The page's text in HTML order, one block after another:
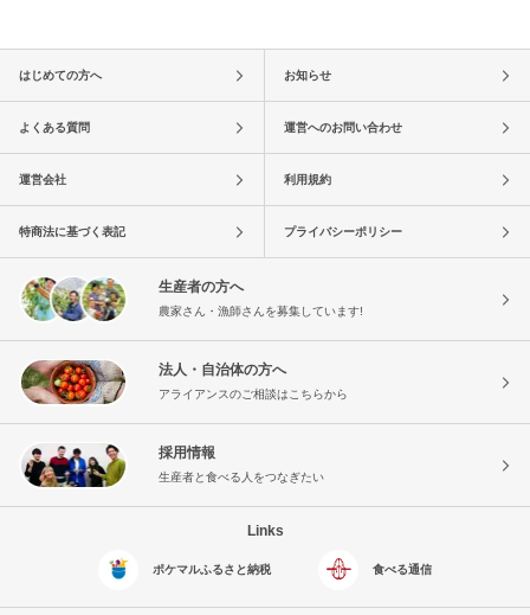
はじめての方へ お知らせ
よくある質問 運営へのお問い合わせ
運営会社 利用規約
特商法に基づく表記 プライバシーポリシー
生産者の方へ
農家さん・漁師さんを募集しています!
法人・自治体の方へ
アライアンスのご相談はこちらから
採用情報
生産者と食べる人をつなぎたい
Links
ポケマルふるさと納税 食べる通信